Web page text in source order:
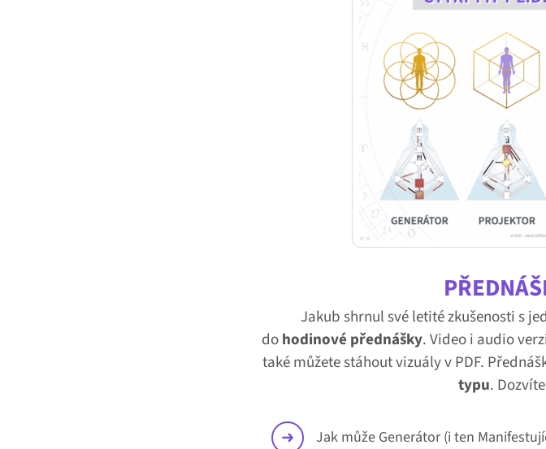
Jakub shrnul své letité zkušenosti s
dohodinové přednášky. Video i audio
také můžete stáhout vizuály v PDF.
typu.
Jak může Generátor (i ten